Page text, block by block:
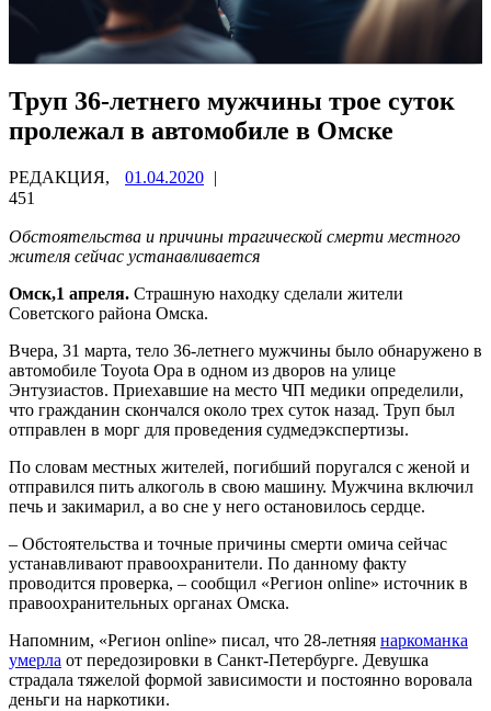
Труп 36-летнего мужчины трое суток
пролежал в автомобиле в Омске
РЕДАКЦИЯ, 01.04.2020 |
451
Обстоятельства и причины трагической смерти местного
жителя сейчас устанавливается
Омск,1 апреля. Страшную находку сделали жители
Советского района Омска.
Вчера, 31 марта, тело 36-летнего мужчины было обнаружено в
автомобиле Toyota Opa в одном из дворов на улице
Энтузиастов. Приехавшие на место ЧП медики определили,
что гражданин скончался около трех суток назад. Труп был
отправлен в морг для проведения судмедэкспертизы.
По словам местных жителей, погибший поругался с женой и
отправился пить алкоголь в свою машину. Мужчина включил
печь и закимарил, а во сне у него остановилось сердце.
– Обстоятельства и точные причины смерти омича сейчас
устанавливают правоохранители. По данному факту
проводится проверка, – сообщил «Регион online» источник в
правоохранительных органах Омска.
Напомним, «Регион online» писал, что 28-летняя наркоманка
умерла от передозировки в Санкт-Петербурге. Девушка
страдала тяжелой формой зависимости и постоянно воровала
деньги на наркотики.